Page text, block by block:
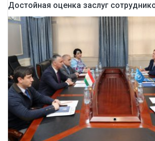
Достойная оценка заслуг